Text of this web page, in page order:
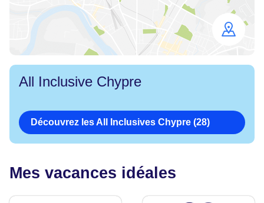
map
All Inclusive Chypre
Découvrez les All Inclusives Chypre (28)
Mes vacances idéales